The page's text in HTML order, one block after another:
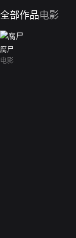
全部作品电影
腐尸
电影